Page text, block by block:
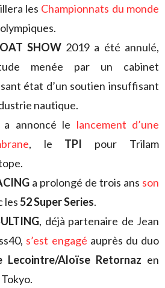
les Championnats du monde
SHOW 2019 a été annulé,
menée par un cabinet
état d’un soutien insuffisant
nautique.
a annoncé le lancement d’une
, le TPI pour Trilam
a prolongé de trois ans son
les52 Super Series.
, déjà partenaire de Jean
s’est engagé auprès du duo
Lecointre/Aloïse Retornaz en